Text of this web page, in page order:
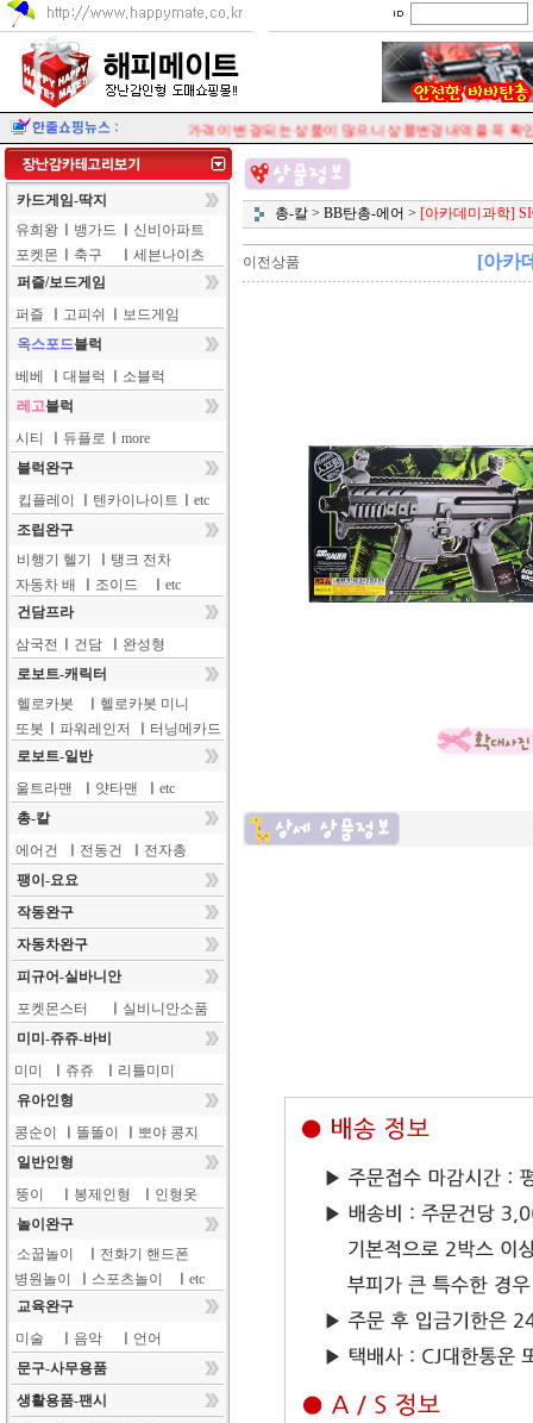
가격이 변경되는 상품이 많으니 상품변경내역을 꼭 확인
카드게임-딱지
유희왕
뱅가드
신비아파트
포켓몬
축구
세븐나이츠
퍼즐/보드게임
퍼즐
고피쉬
보드게임
옥스포드블럭
베베
대블럭
소블럭
레고블럭
시티
듀플로
more
블럭완구
킵플레이
텐카이나이트
etc
조립완구
비행기 헬기
탱크 전차
자동차 배
조이드
etc
건담프라
삼국전
건담
완성형
로보트-캐릭터
헬로카봇
헬로카봇 미니
또봇
파워레인저
터닝메카드
로보트-일반
울트라맨
얏타맨
etc
총-칼
에어건
전동건
전자총
팽이-요요
작동완구
자동차완구
피규어-실바니안
포켓몬스터
실비니안소품
미미-쥬쥬-바비
미미
쥬쥬
리틀미미
유아인형
콩순이
똘똘이
뽀야 콩지
일반인형
뚱이
봉제인형
인형옷
놀이완구
소꿉놀이
전화기 핸드폰
병원놀이
스포츠놀이
etc
교육완구
미술
음악
언어
문구-사무용품
생활용품-팬시
총-칼 > BB탄총-에어 > [아카데미과학]
이전상품 [아카